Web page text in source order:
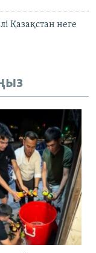
Қазақстан неге